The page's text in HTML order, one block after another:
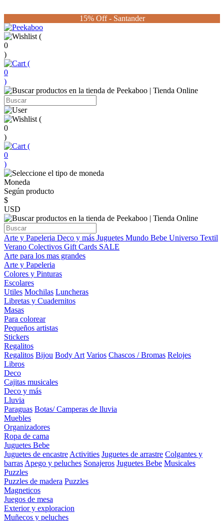
15% Off - Santander
(
0
)
(
0
)
(
0
)
(
0
)
Moneda
Según producto
$
USD
Arte y Papeleria Deco y más Juguetes Mundo Bebe Universo Textil
Verano Colectivos Gift Cards SALE
Arte para los mas grandes
Arte y Papeleria
Colores y Pinturas
Escolares
Utiles Mochilas Luncheras
Libretas y Cuadernitos
Masas
Para colorear
Pequeños artistas
Stickers
Regalitos
Regalitos Bijou Body Art Varios Chascos / Bromas Relojes
Libros
Deco
Cajitas musicales
Deco y más
Lluvia
Paraguas Botas/ Camperas de lluvia
Muebles
Organizadores
Ropa de cama
Juguetes Bebe
Juguetes de encastre Activities Juguetes de arrastre Colgantes y
barras Apego y peluches Sonajeros Juguetes Bebe Musicales
Puzzles
Puzzles de madera Puzzles
Magneticos
Juegos de mesa
Exterior y exploracion
Muñecos y peluches